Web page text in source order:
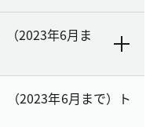
（2023年6月ま
（2023年6月まで）ト